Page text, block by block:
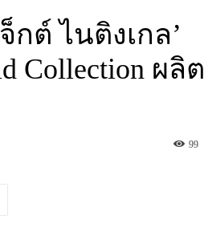
กต์ ไนติงเกล’
Collection ผลิต
99